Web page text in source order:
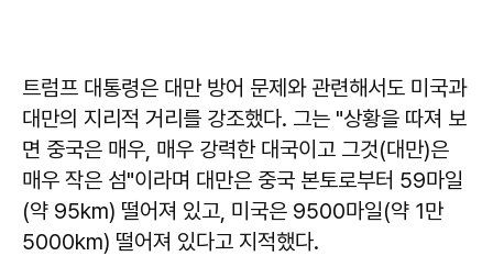
트럼프 대통령은 대만 방어 문제와 관련해서도 미국과
대만의 지리적 거리를 강조했다. 그는 "상황을 따져 보
면 중국은 매우, 매우 강력한 대국이고 그것(대만)은
매우 작은 섬"이라며 대만은 중국 본토로부터 59마일
(약 95km) 떨어져 있고, 미국은 9500마일(약 1만
5000km) 떨어져 있다고 지적했다.